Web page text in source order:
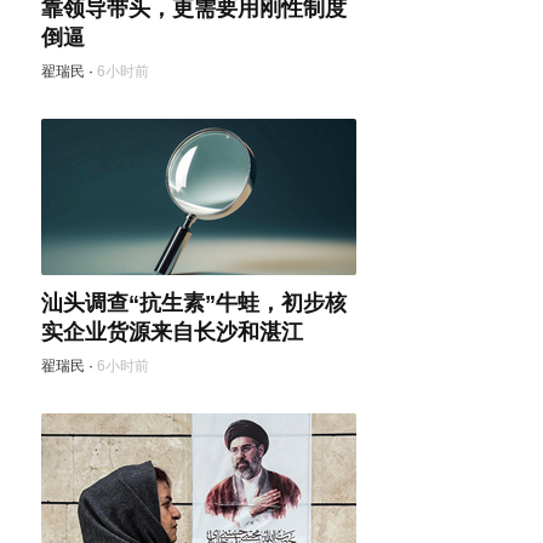
靠领导带头，更需要用刚性制度
倒逼
翟瑞民 · 6小时前
汕头调查“抗生素”牛蛙，初步核
实企业货源来自长沙和湛江
翟瑞民 · 6小时前